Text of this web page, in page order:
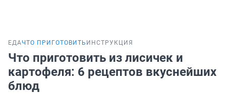
ЕДАЧТО ПРИГОТОВИТЬ ИНСТРУКЦИЯ
Что приготовить из лисичек и
картофеля: 6 рецептов вкуснейших
блюд